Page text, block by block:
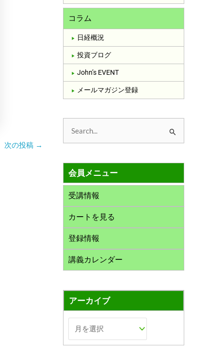
次の投稿 →
コラム
日経概況
投資ブログ
John’s EVENT
メールマガジン登録
対
象会員メニュー
受講情報
カートを見る
登録情報
講義カレンダー
アーカイブ